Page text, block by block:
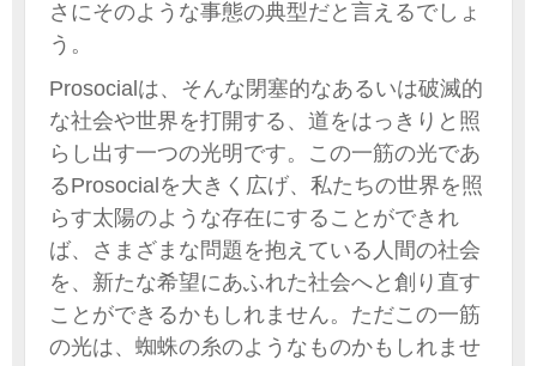
さにそのような事態の典型だと言えるでしょ
う。
Prosocialは、そんな閉塞的なあるいは破滅的
な社会や世界を打開する、道をはっきりと照
らし出す一つの光明です。この一筋の光であ
るProsocialを大きく広げ、私たちの世界を照
らす太陽のような存在にすることができれ
ば、さまざまな問題を抱えている人間の社会
を、新たな希望にあふれた社会へと創り直す
ことができるかもしれません。ただこの一筋
の光は、蜘蛛の糸のようなものかもしれませ